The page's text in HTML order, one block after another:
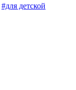
#для детской